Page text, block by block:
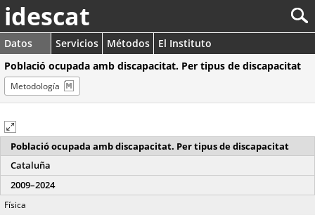
idescat
Datos Servicios Métodos
El Instituto
Població ocupada amb discapacitat. Per tipus de discapacitat
Metodología
Població ocupada amb discapacitat. Per tipus de discapacitat
Cataluña
2009–2024
Física